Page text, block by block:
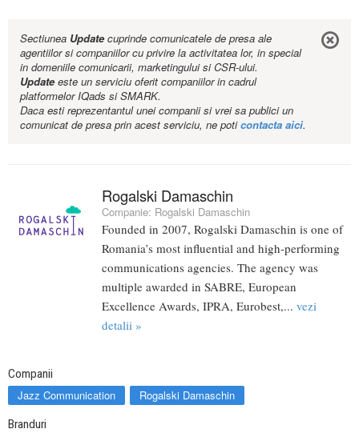
Sectiunea Updatecuprinde comunicatele de presa ale
agentiilor si companiilor cu privire la activitatea lor, in special
in domeniile comunicarii, marketingului si CSR-ului.
Updateeste un serviciu oferit companiilor in cadrul
platformelor IQads si SMARK.
Daca esti reprezentantul unei companii si vrei sa publici un
comunicat de presa prin acest serviciu, ne poticontacta aici.
Rogalski Damaschin
Companie: Rogalski Damaschin
Founded in 2007, Rogalski Damaschin is one of
Romania’s most influential and high-performing
communications agencies. The agency was
multiple awarded in SABRE, European
Excellence Awards, IPRA, Eurobest,... vezi
detalii »
Companii
Jazz Communication Rogalski Damaschin
Branduri